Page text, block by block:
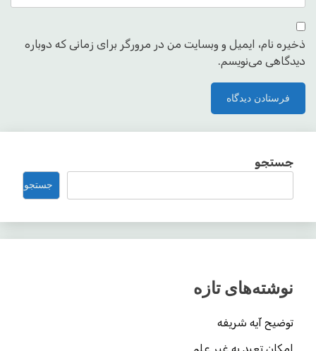
ذخیره نام، ایمیل و وبسایت من در مرورگر برای زمانی که دوباره
دیدگاهی می‌نویسم.
جستجو
جستجو
نوشته‌های تازه
توضیح آیه شریفه